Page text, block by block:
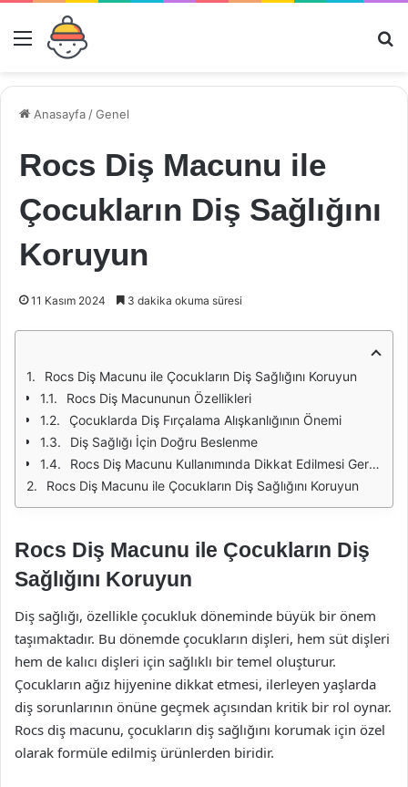
Menü
Anasayfa /Genel
Rocs Diş Macunu ile
Çocukların Diş Sağlığını
Koruyun
11 Kasım 2024 3 dakika okuma süresi
Rocs Diş Macunu ile Çocukların Diş Sağlığını Koruyun
Rocs Diş Macununun Özellikleri
Çocuklarda Diş Fırçalama Alışkanlığının Önemi
Diş Sağlığı İçin Doğru Beslenme
Rocs Diş Macunu Kullanımında Dikkat Edilmesi Gerekenler
Rocs Diş Macunu ile Çocukların Diş Sağlığını Koruyun
Rocs Diş Macunu ile Çocukların Diş
Sağlığını Koruyun
Diş sağlığı, özellikle çocukluk döneminde büyük bir önem
taşımaktadır. Bu dönemde çocukların dişleri, hem süt dişleri
hem de kalıcı dişleri için sağlıklı bir temel oluşturur.
Çocukların ağız hijyenine dikkat etmesi, ilerleyen yaşlarda
diş sorunlarının önüne geçmek açısından kritik bir rol oynar.
Rocs diş macunu, çocukların diş sağlığını korumak için özel
olarak formüle edilmiş ürünlerden biridir.